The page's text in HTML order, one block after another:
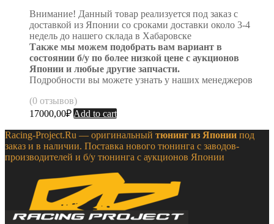
Внимание! Данный товар реализуется под заказ с
доставкой из Японии со сроками доставки около 3-4
недель до нашего склада в Хабаровске
Также мы можем подобрать вам вариант в
состоянии б/у по более низкой цене с аукционов
Японии и любые другие запчасти.
Подробности вы можете узнать у наших менеджеров
(0 отзывов)
17000,00₽ Add to cart
Racing-Project.Ru — оригинальный тюнинг из Японии под
заказ и в наличии. Поставка нового тюнинга с заводов-
производителей и б/у тюнинга с аукционов Японии